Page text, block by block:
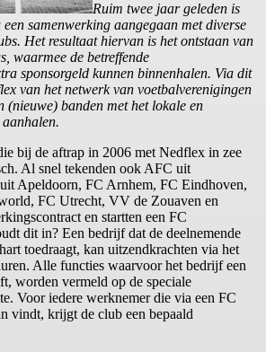
Ruim twee jaar geleden is
samenwerking aangegaan met diverse
Het resultaat hiervan is het ontstaan van
waarmee de betreffende
sponsorgeld kunnen binnenhalen. Via dit
van het netwerk van voetbalverenigingen
(nieuwe) banden met het lokale en
bij de aftrap in 2006 met Nedflex in zee
Al snel tekenden ook AFC uit
Apeldoorn, FC Arnhem, FC Eindhoven,
FC Utrecht, VV de Zouaven en
en startten een FC
dit in? Een bedrijf dat de deelnemende
toedraagt, kan uitzendkrachten via het
Alle functies waarvoor het bedrijf een
worden vermeld op de speciale
Voor iedere werknemer die via een FC
vindt, krijgt de club een bepaald